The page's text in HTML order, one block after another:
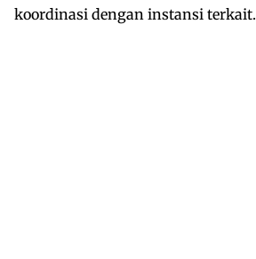
koordinasi dengan instansi terkait.